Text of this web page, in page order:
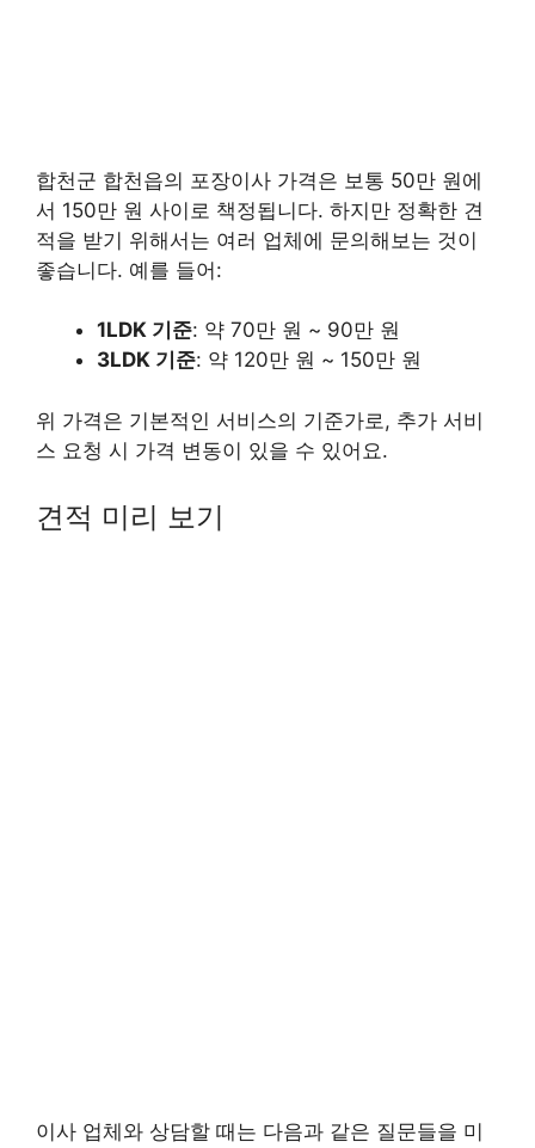
합천군 합천읍의 포장이사 가격은 보통 50만 원에
서 150만 원 사이로 책정됩니다. 하지만 정확한 견
적을 받기 위해서는 여러 업체에 문의해보는 것이
좋습니다. 예를 들어:
1LDK 기준: 약 70만 원 ~ 90만 원
3LDK 기준: 약 120만 원 ~ 150만 원
위 가격은 기본적인 서비스의 기준가로, 추가 서비
스 요청 시 가격 변동이 있을 수 있어요.
견적 미리 보기
이사 업체와 상담할 때는 다음과 같은 질문들을 미